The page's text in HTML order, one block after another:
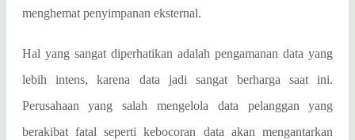
menghemat penyimpanan eksternal.
Hal yang sangat diperhatikan adalah pengamanan data yang
lebih intens, karena data jadi sangat berharga saat ini.
Perusahaan yang salah mengelola data pelanggan yang
berakibat fatal seperti kebocoran data akan mengantarkan